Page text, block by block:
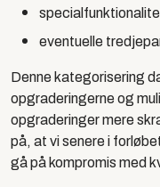
eventuelle
Denne kategorisering
opgraderingerne og
opgraderinger mere
på, at vi senere i
gå på kompromis med